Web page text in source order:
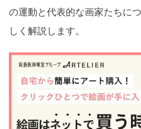
の運動と代表的な画家たちに
しく解説します。